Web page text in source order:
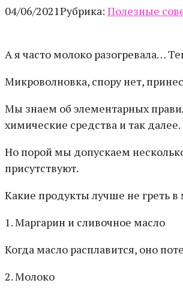
04/06/2021Рубрика: Полезные
А я часто молоко разогревала…
Микроволновка, спору нет,
Мы знаем об элементарных
химические средства и так далее.
Но порой мы допускаем
присутствуют.
Какие продукты лучше не греть
1. Маргарин и сливочное масло
Когда масло расплавится, оно
2. Молоко